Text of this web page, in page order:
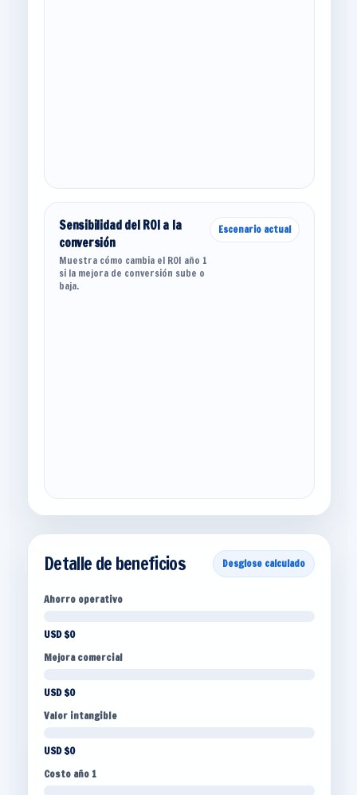
Sensibilidad del ROI a la
conversión
Muestra cómo cambia el ROI año 1
si la mejora de conversión sube o
baja.
Escenario actual
Detalle de beneficios Desglose calculado
Ahorro operativo
USD $0
Mejora comercial
USD $0
Valor intangible
USD $0
Costo año 1